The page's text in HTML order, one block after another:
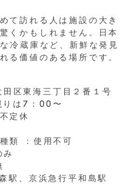
て訪れる人は施設の大き
くかもしれません。日本
冷蔵庫など、新鮮な発見
る価値のある場所です。
区東海三丁目２番１号
りは7：00〜
定休
類 ：使用不可
み
駅、京浜急行平和島駅